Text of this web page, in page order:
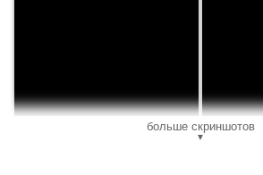
больше скриншотов
▼